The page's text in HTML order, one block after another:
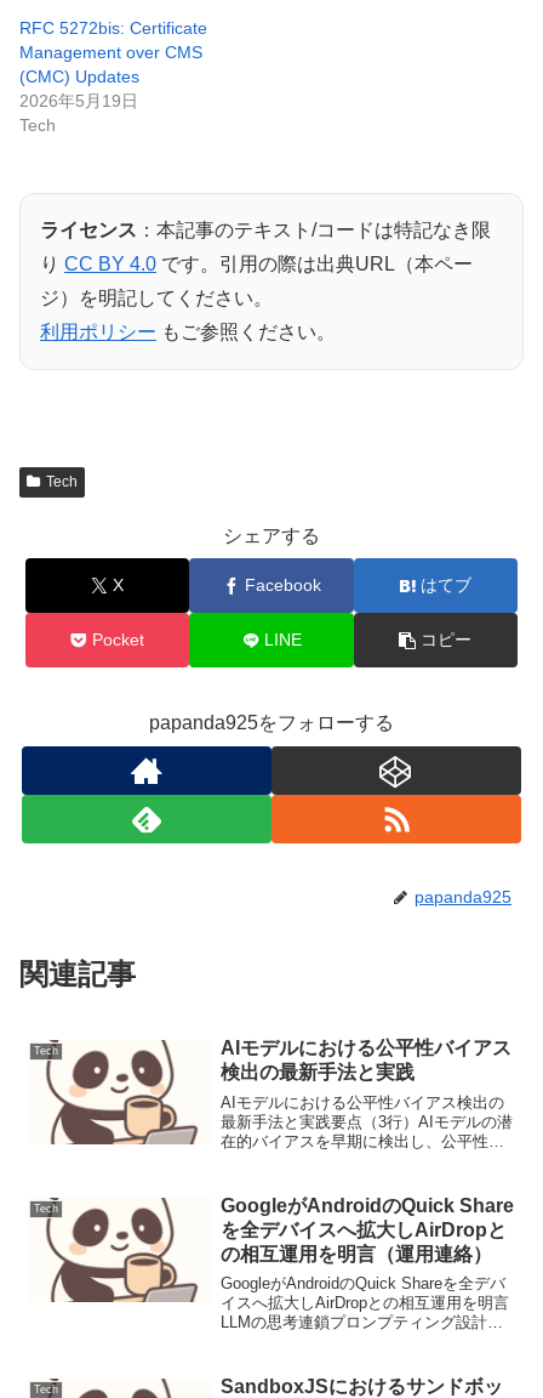
RFC 5272bis: Certificate
Management over CMS
(CMC) Updates
2026年5月19日
Tech
ライセンス ：本記事のテキスト/コードは特記なき限
り CC BY 4.0 です。引用の際は出典URL（本ペー
ジ）を明記してください。
利用ポリシー もご参照ください。
Tech
シェアする
X Facebook はてブ
Pocket LINE コピー
papanda925をフォローする
papanda925
関連記事
Tech
AIモデルにおける公平性バイアス
検出の最新手法と実践
AIモデルにおける公平性バイアス検出の
最新手法と実践要点（3行）AIモデルの潜
在的バイアスを早期に検出し、公平性に
する手法も存在する。属性グループ間比
較、カウンターフ...
Tech
GoogleがAndroidのQuick Share
を全デバイスへ拡大しAirDropと
の相互運用を明言（運用連絡）
GoogleがAndroidのQuick Shareを全デバ
イスへ拡大しAirDropとの相互運用を明言
LLMの思考連鎖プロンプティング設計と
対応を自動化するLL...
Tech
SandboxJSにおけるサンドボッ